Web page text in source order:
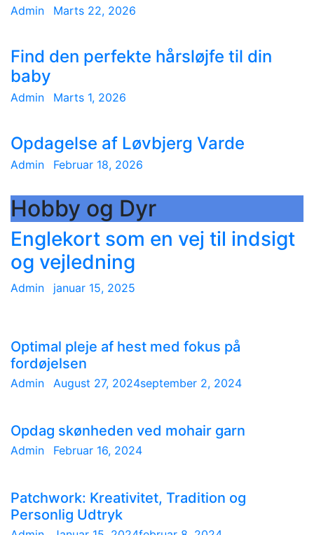
Admin Marts 22, 2026
Find den perfekte hårsløjfe til din
baby
Admin Marts 1, 2026
Opdagelse af Løvbjerg Varde
Admin Februar 18, 2026
Hobby og Dyr
Englekort som en vej til indsigt
og vejledning
Admin januar 15, 2025
Optimal pleje af hest med fokus på
fordøjelsen
Admin August 27, 2024September 2, 2024
Opdag skønheden ved mohair garn
Admin Februar 16, 2024
Patchwork: Kreativitet, Tradition og
Personlig Udtryk